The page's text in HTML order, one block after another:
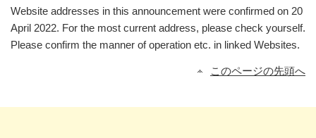
Website addresses in this announcement were confirmed on 20
April 2022. For the most current address, please check yourself.
Please confirm the manner of operation etc. in linked Websites.
このページの先頭へ